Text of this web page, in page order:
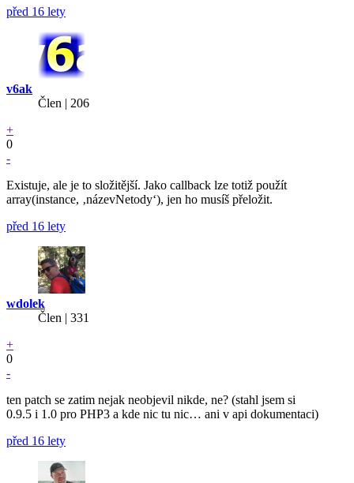
před 16 lety
v6ak
Člen | 206
+
0
-
Existuje, ale je to složitější. Jako callback lze totiž použít
array(instance, ‚názevNetody‘), jen ho musíš přeložit.
před 16 lety
wdolek
Člen | 331
+
0
-
ten patch se zatim nejak neobjevil nikde, ne? (stahl jsem si
0.9.5 i 1.0 pro PHP3 a kde nic tu nic… ani v api dokumentaci)
před 16 lety